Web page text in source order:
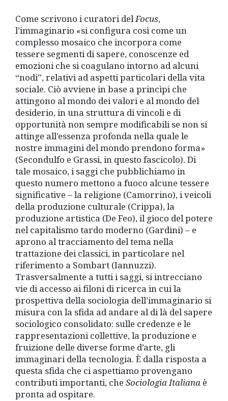
Come scrivono i curatori delFocus,
l’immaginario «si configura così come un
complesso mosaico che incorpora come
tessere segmenti di sapere, conoscenze ed
emozioni che si coagulano intorno ad alcuni
“nodi”, relativi ad aspetti particolari della vita
sociale. Ciò avviene in base a princìpi che
attingono al mondo dei valori e al mondo del
desiderio, in una struttura di vincoli e di
opportunità non sempre modificabili se non si
attinge all’essenza profonda nella quale le
nostre immagini del mondo prendono forma»
(Secondulfo e Grassi, in questo fascicolo). Di
tale mosaico, i saggi che pubblichiamo in
questo numero mettono a fuoco alcune tessere
significative – la religione (Camorrino), i veicoli
della produzione culturale (Crippa), la
produzione artistica (De Feo), il gioco del potere
nel capitalismo tardo moderno (Gardini) – e
aprono al tracciamento del tema nella
trattazione dei classici, in particolare nel
riferimento a Sombart (Iannuzzi).
Trasversalmente a tutti i saggi, si intrecciano
vie di accesso ai filoni di ricerca in cui la
prospettiva della sociologia dell’immaginario si
misura con la sfida ad andare al di là del sapere
sociologico consolidato: sulle credenze e le
rappresentazioni collettive, la produzione e
fruizione delle diverse forme d’arte, gli
immaginari della tecnologia. È dalla risposta a
questa sfida che ci aspettiamo provengano
contributi importanti, che Sociologia Italiana è
pronta ad ospitare.